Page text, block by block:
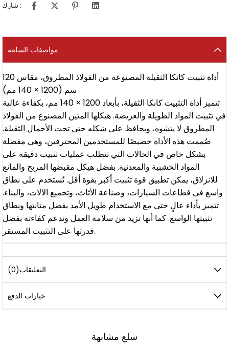
شارك :
مواصفات السلعة
أداة تثبيت كانكا الثقيلة المصنوعة من الفولاذ المطروق، مقاس 120
سم (1200 × 140 مم)
تتميز أداة التثبيت كانكا الثقيلة، بأبعاد 1200 × 140 مم، بكفاءة عالية
في تثبيت المواد الطويلة والعريضة. هيكلها المتين المصنوع من الفولاذ
المطروق لا يتشوه، ويحافظ على شكله حتى تحت الأحمال الثقيلة.
صُممت هذه الأداة خصيصًا للمستخدمين المحترفين، وهي مفضلة
بشكل خاص في الحالات التي تتطلب عمليات تثبيت دقيقة على
المواد الخشبية والمعدنية. بفضل هيكل مقبضها المريح والمانع
للانزلاق، يمكن تطبيق قوة تثبيت أكبر بقوة أقل. تُستخدم على نطاق
واسع في قطاعات السيارات، وصناعة الأثاث، وتجميع الآلات، والبناء.
تتميز بأداء عالٍ حتى مع الاستخدام طويل الأمد بفضل متانتها ونطاق
تثبيتها الواسع. كما أنها تزيد من سلامة العمل وتدعم كفاءته بفضل
قدرتها على التثبيت المستقر.
التعليقات(0)
خيارات الدفع
سلع مشابهة